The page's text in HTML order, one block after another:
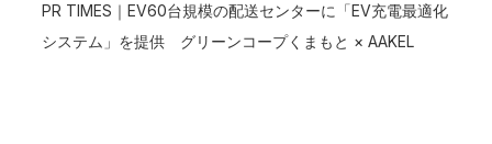
PR TIMES｜EV60台規模の配送センターに「EV充電最適化
システム」を提供 グリーンコープくまもと × AAKEL